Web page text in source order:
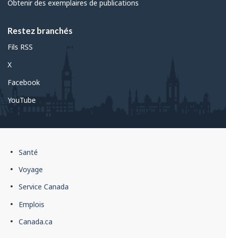
Obtenir des exemplaires de publications
Restez branchés
Fils RSS
X
Facebook
YouTube
Pied
de
page
du
gouvernement
du
Santé
Voyage
Service Canada
Emplois
Canada.ca